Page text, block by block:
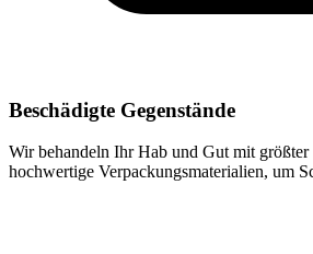
Beschädigte Gegenstände
Wir behandeln Ihr Hab und Gut mit
hochwertige Verpackungsmaterialien, um